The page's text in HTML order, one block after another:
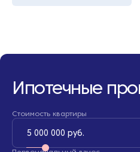
Ипотечные
Стоимость квартиры
5 000 000 руб.